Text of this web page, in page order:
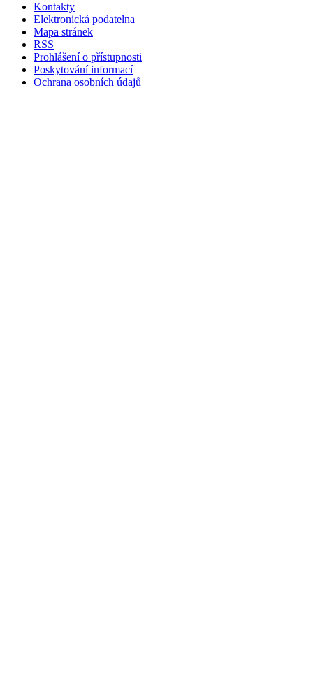
Kontakty
Elektronická podatelna
Mapa stránek
RSS
Prohlášení o přístupnosti
Poskytování informací
Ochrana osobních údajů